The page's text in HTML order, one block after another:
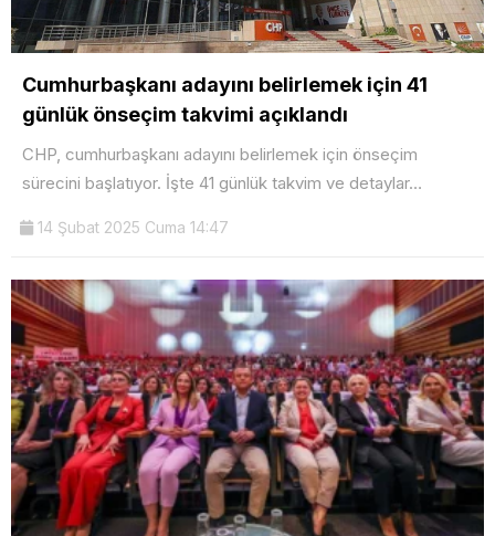
Cumhurbaşkanı adayını belirlemek için 41
günlük önseçim takvimi açıklandı
CHP, cumhurbaşkanı adayını belirlemek için önseçim
sürecini başlatıyor. İşte 41 günlük takvim ve detaylar…
14 Şubat 2025 Cuma 14:47